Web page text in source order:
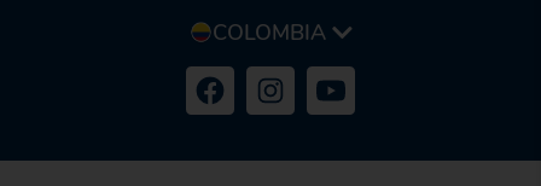
COLOMBIA